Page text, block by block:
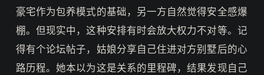
豪宅作为包养模式的基础，另一方自然觉得安全感爆
棚。但现实中，这种安排有时会放大权力不对等。记
得有个论坛帖子，姑娘分享自己住进对方别墅后的心
路历程。她本以为这是关系的里程碑，结果发现自己